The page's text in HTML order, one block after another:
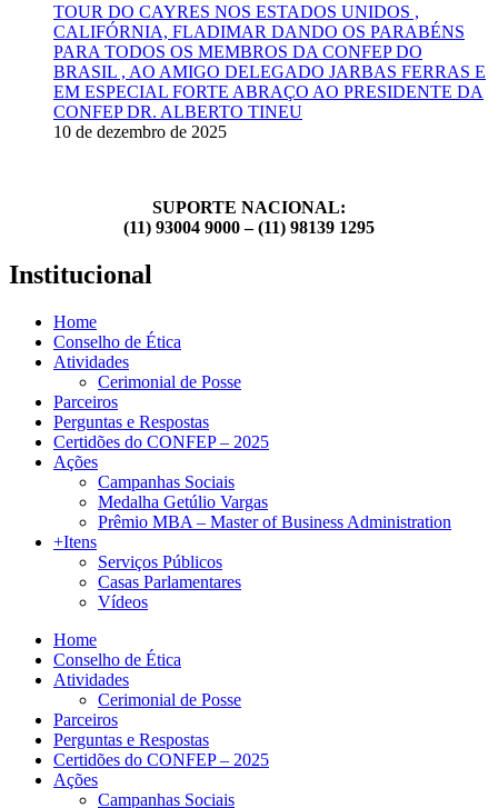
TOUR DO CAYRES NOS ESTADOS UNIDOS ,
CALIFÓRNIA, FLADIMAR DANDO OS PARABÉNS
PARA TODOS OS MEMBROS DA CONFEP DO
BRASIL , AO AMIGO DELEGADO JARBAS FERRAS E
EM ESPECIAL FORTE ABRAÇO AO PRESIDENTE DA
CONFEP DR. ALBERTO TINEU
10 de dezembro de 2025
SUPORTE NACIONAL:
(11) 93004 9000 – (11) 98139 1295
Institucional
Home
Conselho de Ética
Atividades
Cerimonial de Posse
Parceiros
Perguntas e Respostas
Certidões do CONFEP – 2025
Ações
Campanhas Sociais
Medalha Getúlio Vargas
Prêmio MBA – Master of Business Administration
+Itens
Serviços Públicos
Casas Parlamentares
Vídeos
Home
Conselho de Ética
Atividades
Cerimonial de Posse
Parceiros
Perguntas e Respostas
Certidões do CONFEP – 2025
Ações
Campanhas Sociais